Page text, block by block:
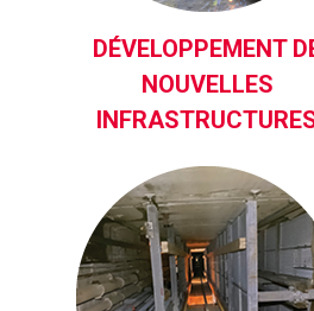
DÉVELOPPEMENT
NOUVELLES